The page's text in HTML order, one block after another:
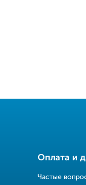
Оплата и
Частые